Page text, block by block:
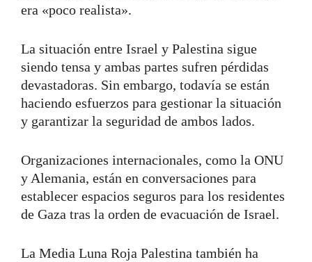
era «poco realista».
La situación entre Israel y Palestina sigue
siendo tensa y ambas partes sufren pérdidas
devastadoras. Sin embargo, todavía se están
haciendo esfuerzos para gestionar la situación
y garantizar la seguridad de ambos lados.
Organizaciones internacionales, como la ONU
y Alemania, están en conversaciones para
establecer espacios seguros para los residentes
de Gaza tras la orden de evacuación de Israel.
La Media Luna Roja Palestina también ha